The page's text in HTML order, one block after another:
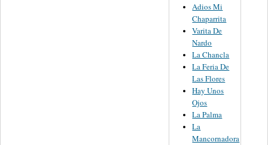
Adios Mi
Chaparrita
Varita De
Nardo
La Chancla
La Feria De
Las Flores
Hay Unos
Ojos
La Palma
La
Mancornadora